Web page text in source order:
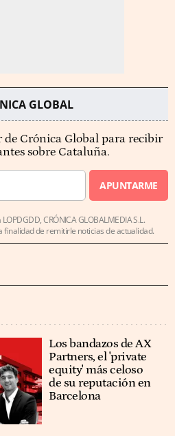
GLOBAL
Crónica Global para recibir
sobre Cataluña.
APUNTARME
CRÓNICA GLOBALMEDIA S.L.
finalidad de remitirle noticias de actualidad.
Los bandazos de AX
Partners, el 'private
equity' más celoso
de su reputación en
Barcelona